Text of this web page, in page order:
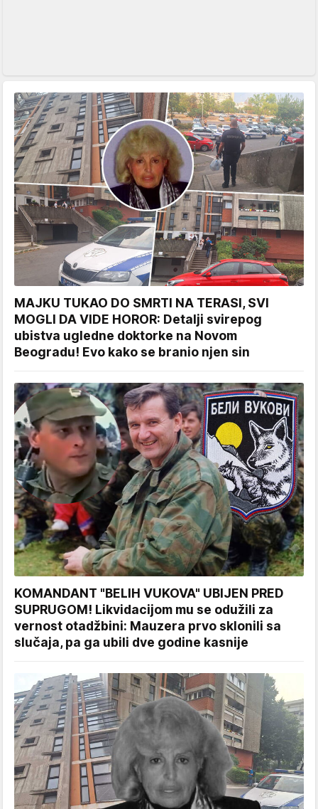
MAJKU TUKAO DO SMRTI NA TERASI, SVI
MOGLI DA VIDE HOROR: Detalji svirepog
ubistva ugledne doktorke na Novom
Beogradu! Evo kako se branio njen sin
KOMANDANT "BELIH VUKOVA" UBIJEN PRED
SUPRUGOM! Likvidacijom mu se odužili za
vernost otadžbini: Mauzera prvo sklonili sa
slučaja, pa ga ubili dve godine kasnije